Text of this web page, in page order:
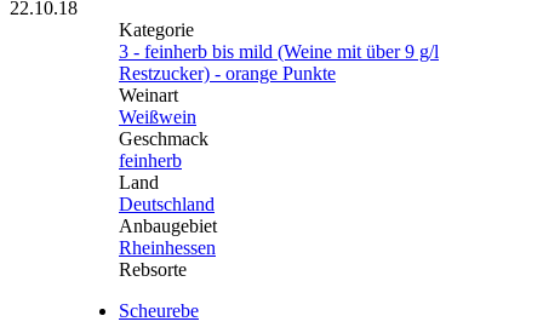
22.10.18
Kategorie
3 - feinherb bis mild (Weine mit über 9 g/l
Restzucker) - orange Punkte
Weinart
Weißwein
Geschmack
feinherb
Land
Deutschland
Anbaugebiet
Rheinhessen
Rebsorte
Scheurebe